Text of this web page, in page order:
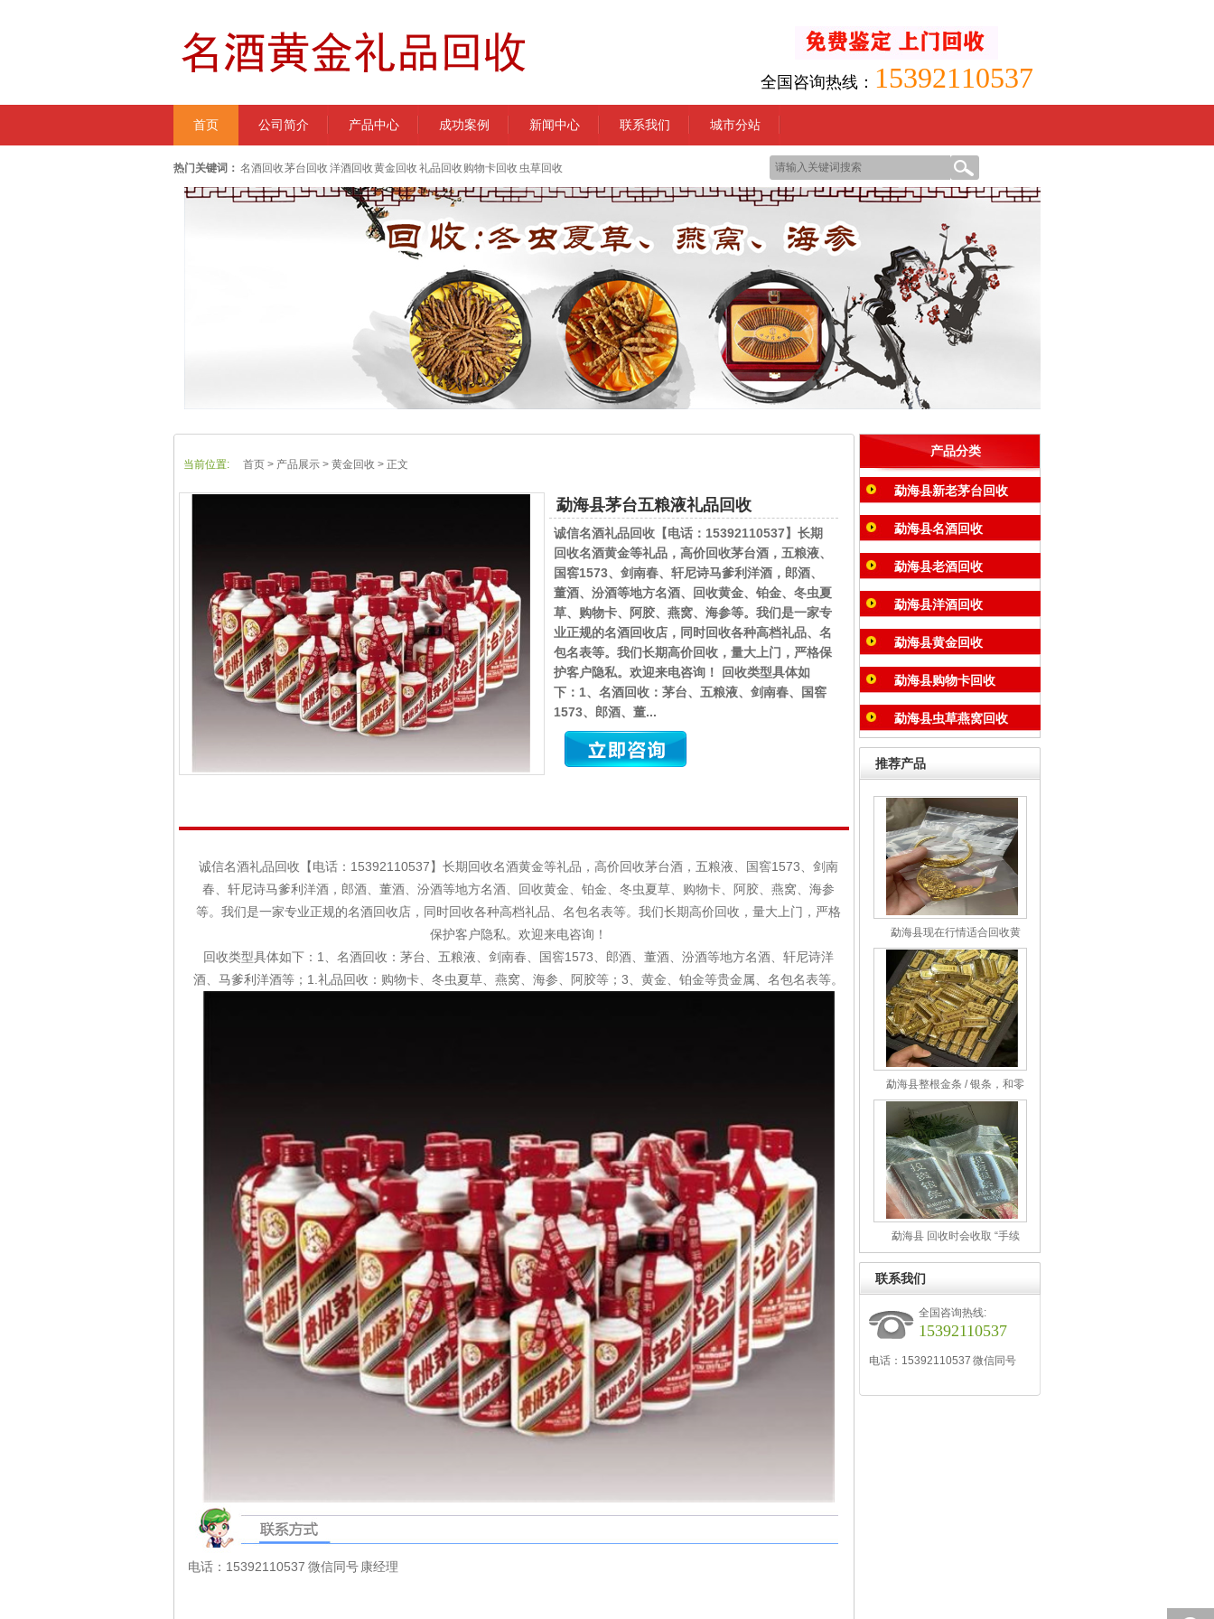
全国咨询热线： 15392110537
首页 公司简介 产品中心 成功案例 新闻中心 联系我们 城市分站
热门关键词： 名酒回收 茅台回收 洋酒回收 黄金回收 礼品回收 购物卡回收 虫草回收
当前位置: 首页 > 产品展示 > 黄金回收 > 正文
勐海县茅台五粮液礼品回收
诚信名酒礼品回收【电话：15392110537】长期
回收名酒黄金等礼品，高价回收茅台酒，五粮液、
国窖1573、剑南春、轩尼诗马爹利洋酒，郎酒、
董酒、汾酒等地方名酒、回收黄金、铂金、冬虫夏
草、购物卡、阿胶、燕窝、海参等。我们是一家专
业正规的名酒回收店，同时回收各种高档礼品、名
包名表等。我们长期高价回收，量大上门，严格保
护客户隐私。欢迎来电咨询！ 回收类型具体如
下：1、名酒回收：茅台、五粮液、剑南春、国窖
1573、郎酒、董...
诚信名酒礼品回收【电话：15392110537】长期回收名酒黄金等礼品，高价回收茅台酒，五粮液、国窖1573、剑南
春、轩尼诗马爹利洋酒，郎酒、董酒、汾酒等地方名酒、回收黄金、铂金、 冬虫夏草、购物卡、阿胶、燕窝、海参
等。我们是一家专业正规的名酒回收店，同时回收各种高档礼品、名包名表等。我们长期高价回收，量大上门，严格
保护客户隐私。欢迎来电咨询！
回收类型具体如下：1、名酒回收：茅台、五粮液、剑南春、国窖1573、郎酒、董酒、汾酒等地方名酒、轩尼诗洋
酒、马爹利洋酒等；1.礼品回收：购物卡、冬虫夏草、燕窝、海参、阿胶等；3、黄金、铂金等贵金属、名包名表等。
电话：15392110537 微信同号 康经理
产品分类
勐海县新老茅台回收
勐海县名酒回收
勐海县老酒回收
勐海县洋酒回收
勐海县黄金回收
勐海县购物卡回收
勐海县虫草燕窝回收
推荐产品
勐海县现在行情适合回收黄
金、白银、铂金吗？如何判断最
佳回收时机？
勐海县整根金条 / 银条，和零
散首饰回收价格有差异吗？
勐海县 回收时会收取 “手续
费”“损耗费” 吗？如何避免隐性
联系我们
全国咨询热线:
15392110537
电话：15392110537 微信同号